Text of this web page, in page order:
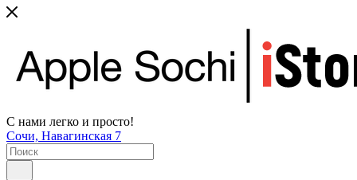
С нами легко и просто!
Сочи, Навагинская 7